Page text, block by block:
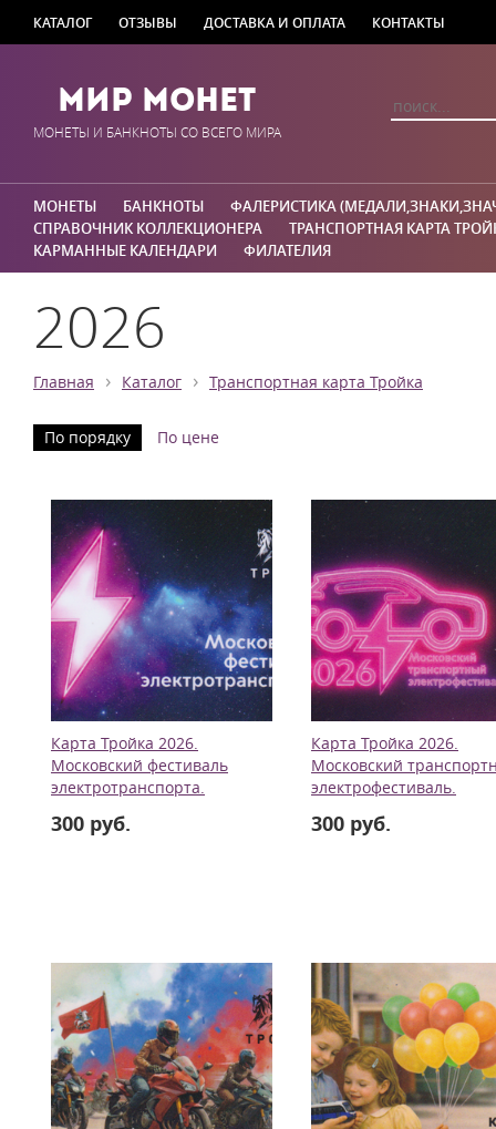
КАТАЛОГ ОТЗЫВЫ ДОСТАВКА И ОПЛАТА КОНТАКТЫ
Мир Монет
МОНЕТЫ И БАНКНОТЫ СО ВСЕГО МИРА
МОНЕТЫ БАНКНОТЫ
ФАЛЕРИСТИКА
СПРАВОЧНИК КОЛЛЕКЦИОНЕРА
ТРАНСПОРТНАЯ КАРТА
КАРМАННЫЕ КАЛЕНДАРИ
ФИЛАТЕЛИЯ
2026
Главная › Каталог › Транспортная карта Тройка
По порядку По цене
Карта Тройка 2026.
Московский фестиваль
электротранспорта.
300 руб.
Карта Тройка 2026.
Московский
электрофестиваль.
300 руб.